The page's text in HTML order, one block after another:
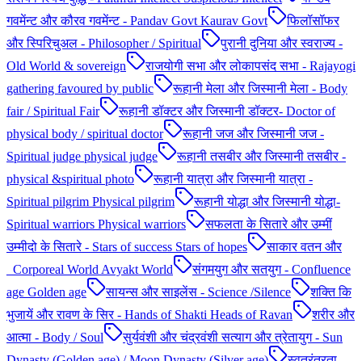
गवमेंन्ट और कौरव गवमेंन्ट - Pandav Govt Kaurav Govt
फिलॉसॉफर
और स्पिरिचुअल - Philosopher / Spiritual
पुरानी दुनिया और स्वराज्य -
Old World & sovereign
राजयोगी सभा और लोकापसंद सभा - Rajayogi
gathering favoured by public
रूहानी मेला और जिस्मानी मेला - Body
fair / Spiritual Fair
रूहानी डॉक्टर और जिस्मानी डॉक्टर- Doctor of
physical body / spiritual doctor
रूहानी जज और जिस्मानी जज -
Spiritual judge physical judge
रूहानी तसबीर और जिस्मानी तसबीर -
physical &spiritual photo
रूहानी यात्रा और जिस्मानी यात्रा -
Spiritual pilgrim Physical pilgrim
रूहानी योद्धा और जिस्मानी योद्धा-
Spiritual warriors Physical warriors
सफलता के सितारे और उम्मीं
उम्मीदो के सितारे - Stars of success Stars of hopes
साकार वतन और
_Corporeal World Avyakt World
संगमयुग और सतयुग - Confluence
age Golden age
सायन्स और साइलेंस - Science /Silence
शक्ति कि
भुजायें और रावण के सिर - Hands of Shakti Heads of Ravan
शरीर और
आत्मा - Body / Soul
सुर्यवंशी और चंद्रवंशी सत्याग और त्रेतायुग - Sun